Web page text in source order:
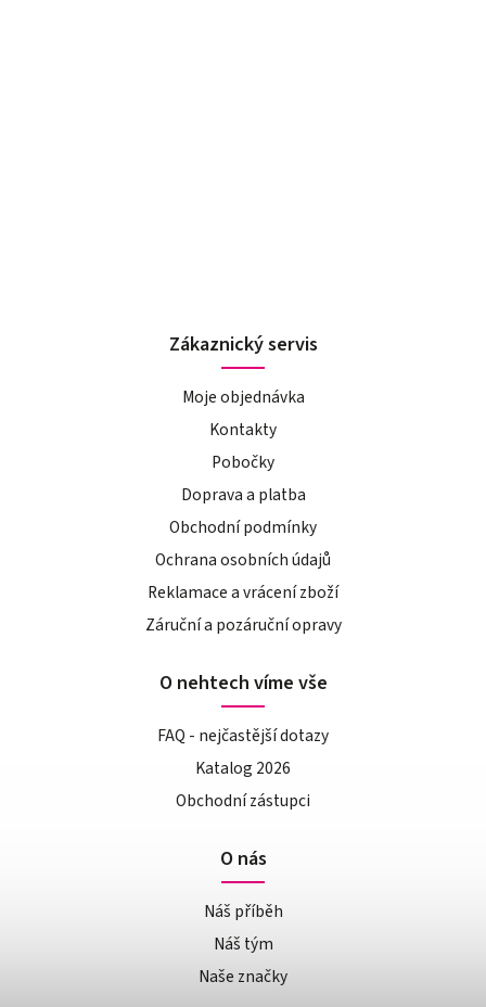
Zákaznický servis
Moje objednávka
Kontakty
Pobočky
Doprava a platba
Obchodní podmínky
Ochrana osobních údajů
Reklamace a vrácení zboží
Záruční a pozáruční opravy
O nehtech víme vše
FAQ - nejčastější dotazy
Katalog 2026
Obchodní zástupci
O nás
Náš příběh
Náš tým
Naše značky